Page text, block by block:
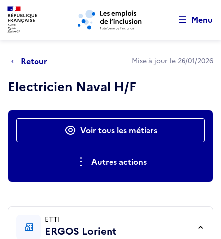
Aller au menu principal Aller au contenu principal
Menu
Retour Mise à jour le 26/01/2026
Electricien Naval H/F
Actions rapidesVoir tous les métiers
Autres actions
ETTI
ERGOS Lorient
Retour au début de la page
Panneau de gestion des cookies